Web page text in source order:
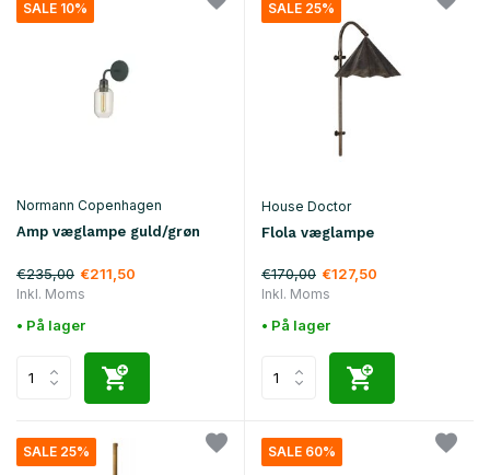
SALE 10%
Normann Copenhagen
Amp væglampe guld/grøn
€235,00 €211,50
Inkl. Moms
• På lager
SALE 25%
House Doctor
Flola væglampe
€170,00 €127,50
Inkl. Moms
• På lager
SALE 25% SALE 60%